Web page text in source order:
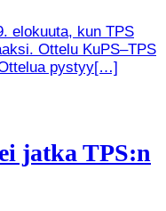
elokuuta, kun TPS
Ottelu KuPS–TPS
pystyy[…]
jatka TPS:n